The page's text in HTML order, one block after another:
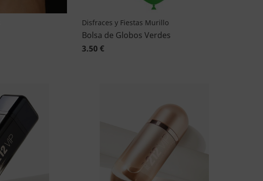
Disfraces y Fiestas Murillo
Bolsa de Globos Verdes
3.50 €